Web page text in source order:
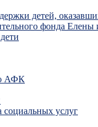
детей,
фонда Елены
АФК
социальных услуг